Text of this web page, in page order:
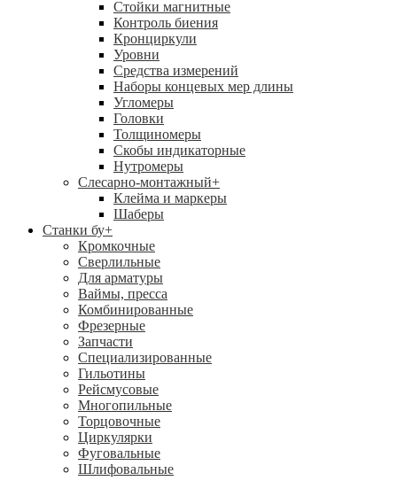
Стойки магнитные
Контроль биения
Кронциркули
Уровни
Средства измерений
Наборы концевых мер длины
Угломеры
Головки
Толщиномеры
Скобы индикаторные
Нутромеры
Слесарно-монтажный+
Клейма и маркеры
Шаберы
Станки бу+
Кромкочные
Сверлильные
Для арматуры
Ваймы, пресса
Комбинированные
Фрезерные
Запчасти
Специализированные
Гильотины
Рейсмусовые
Многопильные
Торцовочные
Циркулярки
Фуговальные
Шлифовальные